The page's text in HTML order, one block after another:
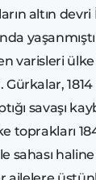
altın devri
varisleri
1814
savaşı
toprakları
sahası